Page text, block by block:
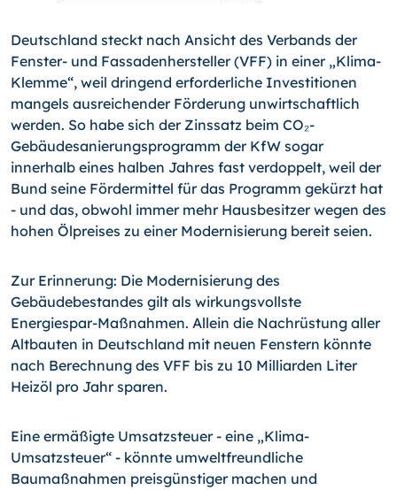
Deutschland steckt nach Ansicht des Verbands der
Fenster- und Fassadenhersteller (VFF) in einer „Klima-
Klemme“, weil dringend erforderliche Investitionen
mangels ausreichender Förderung unwirtschaftlich
werden. So habe sich der Zinssatz beim CO₂-
Gebäudesanierungsprogramm der KfW sogar
innerhalb eines halben Jahres fast verdoppelt, weil der
Bund seine Fördermittel für das Programm gekürzt hat
- und das, obwohl immer mehr Hausbesitzer wegen des
hohen Ölpreises zu einer Modernisierung bereit seien.
Zur Erinnerung: Die Modernisierung des
Gebäudebestandes gilt als wirkungsvollste
Energiespar-Maßnahmen. Allein die Nachrüstung aller
Altbauten in Deutschland mit neuen Fenstern könnte
nach Berechnung des VFF bis zu 10 Milliarden Liter
Heizöl pro Jahr sparen.
Eine ermäßigte Umsatzsteuer - eine „Klima-
Umsatzsteuer“ - könnte umweltfreundliche
Baumaßnahmen preisgünstiger machen und